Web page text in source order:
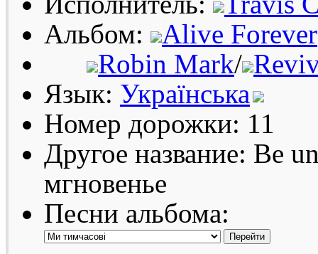
Альбом:
Alive Forever
Robin Mark/
Язык: Українська
Номер дорожки: 11
Другое название: Be
мгновенье
Песни альбома: